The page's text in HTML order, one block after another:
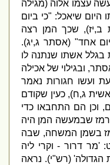
עצמו אלוה(מגילה
שיאכל: "כי ביום
יז),שכך המן רצה
אחד" (אסתר ג, יג).
אשתו שנתנה לו
,ובגילוי של אכילה
חגורות נאמר
ג, ח),כעין שקודם
וכן הם התחבאו כדי
שבמעשה המן היה
בשמן המשחה,שבה
מר דרור- וקרי ליה
' (רש"י).נראה